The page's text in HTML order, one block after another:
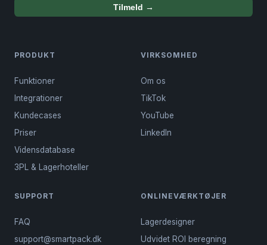
Tilmeld →
PRODUKT
Funktioner
Integrationer
Kundecases
Priser
Vidensdatabase
3PL & Lagerhoteller
VIRKSOMHED
Om os
TikTok
YouTube
LinkedIn
SUPPORT
FAQ
support@smartpack.dk
ONLINEVÆRKTØJER
Lagerdesigner
Udvidet ROI beregning